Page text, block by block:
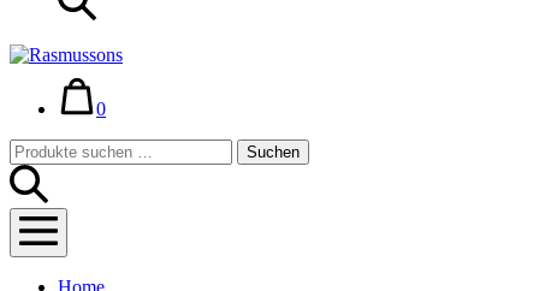
Warenkorb
0im
Suche-
Schalter
Suchen
nach:
Suchen
Menü-
Schalter
Home